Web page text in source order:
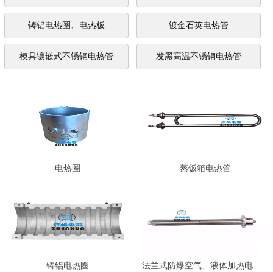
铸铝电热圈、电热板 镀金石英电热管
模具镶嵌式不锈钢电热管 发黑高温不锈钢电热管
电热圈 蒸饭箱电热管
铸铝电热圈 法兰式防爆空气、液体加热电热管…